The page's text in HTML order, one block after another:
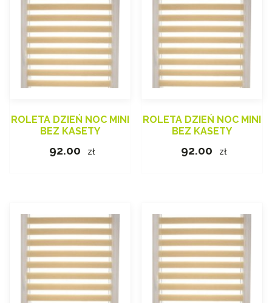
ROLETA DZIEŃ NOC MINI
BEZ KASETY
92.00 zł
ROLETA DZIEŃ NOC MINI
BEZ KASETY
92.00 zł